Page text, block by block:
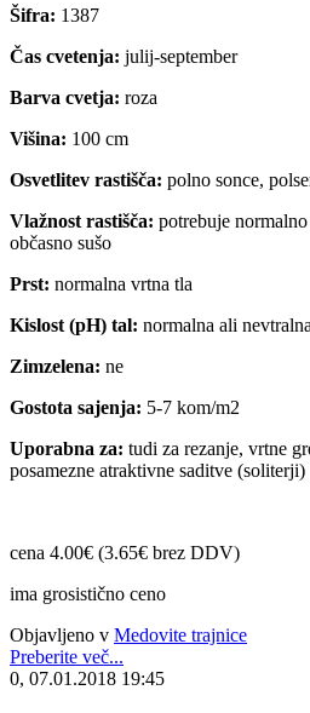
Šifra: 1387
Čas cvetenja: julij-september
Barva cvetja: roza
Višina: 100 cm
Osvetlitev rastišča: polno sonce,
Vlažnost rastišča: potrebuje
občasno sušo
Prst: normalna vrtna tla
Kislost (pH) tal: normalna ali
Zimzelena: ne
Gostota sajenja: 5-7 kom/m2
Uporabna za: tudi za rezanje, vrtne
posamezne atraktivne saditve (soliterji)
cena 4.00€ (3.65€ brez DDV)
ima grosistično ceno
Objavljeno v Medovite trajnice
Preberite več...
0, 07.01.2018 19:45